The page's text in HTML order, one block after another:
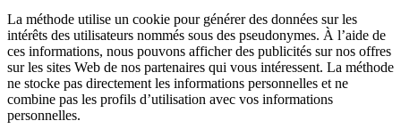
La méthode utilise un cookie pour générer des données sur les
intérêts des utilisateurs nommés sous des pseudonymes. À l’aide de
ces informations, nous pouvons afficher des publicités sur nos offres
sur les sites Web de nos partenaires qui vous intéressent. La méthode
ne stocke pas directement les informations personnelles et ne
combine pas les profils d’utilisation avec vos informations
personnelles.